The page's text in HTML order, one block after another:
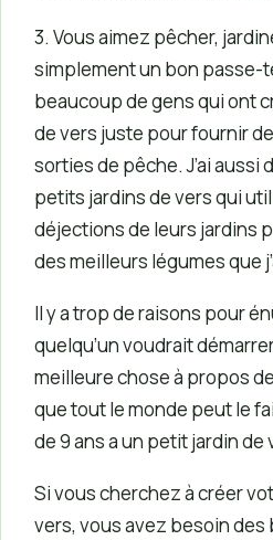
3. Vous aimez pêcher,
simplement un bon passe-
beaucoup de gens qui ont
de vers juste pour fournir
sorties de pêche. J’ai aussi
petits jardins de vers qui
déjections de leurs jardins
des meilleurs légumes que
Il y a trop de raisons pour
quelqu’un voudrait
meilleure chose à propos
que tout le monde peut le
de 9 ans a un petit jardin de
Si vous cherchez à créer
vers, vous avez besoin